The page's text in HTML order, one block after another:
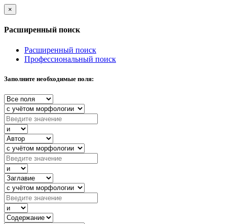
×
Расширенный поиск
Расширенный поиск
Профессиональный поиск
Заполните необходимые поля: